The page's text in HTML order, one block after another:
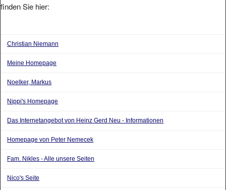
finden Sie hier:
Christian Niemann
Meine Homepage
Noelker, Markus
Nippi's Homepage
Das Internetangebot von Heinz Gerd Neu - Informationen
Homepage von Peter Nemecek
Fam. Nikles - Alle unsere Seiten
Nico's Seite